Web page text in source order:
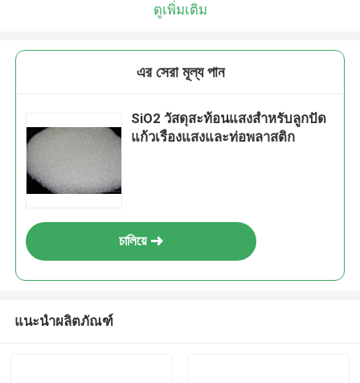
ดูเพิ่มเติม
এর সেরা মূল্য পান
SiO2 วัสดุสะท้อนแสงสำหรับลูกปัด
แก้วเรืองแสงและท่อพลาสติก
চালিয়ে
แนะนำผลิตภัณฑ์